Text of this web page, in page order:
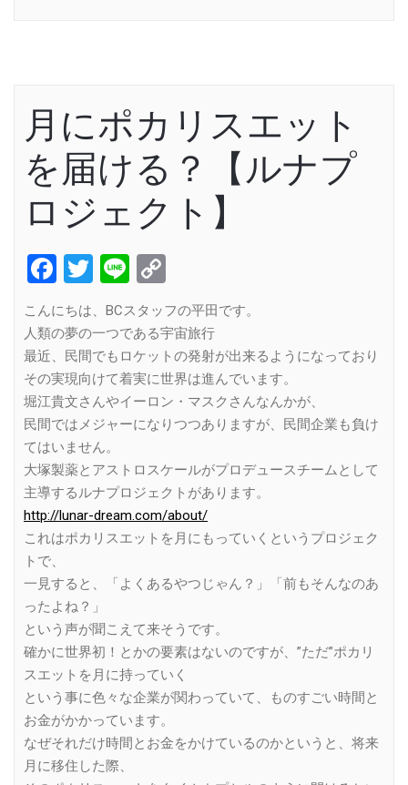
月にポカリスエット
を届ける？【ルナプ
ロジェクト】
Facebook
Twitter
Line
Link
こんにちは、BCスタッフの平田です。
人類の夢の一つである宇宙旅行
最近、民間でもロケットの発射が出来るようになっており
その実現向けて着実に世界は進んでいます。
堀江貴文さんやイーロン・マスクさんなんかが、
民間ではメジャーになりつつありますが、民間企業も負け
てはいません。
大塚製薬とアストロスケールがプロデュースチームとして
主導するルナプロジェクトがあります。
http://lunar-dream.com/about/
これはポカリスエットを月にもっていくというプロジェク
トで、
一見すると、「よくあるやつじゃん？」「前もそんなのあ
ったよね？」
という声が聞こえて来そうです。
確かに世界初！とかの要素はないのですが、”ただ”ポカリ
スエットを月に持っていく
という事に色々な企業が関わっていて、ものすごい時間と
お金がかかっています。
なぜそれだけ時間とお金をかけているのかというと、将来
月に移住した際、